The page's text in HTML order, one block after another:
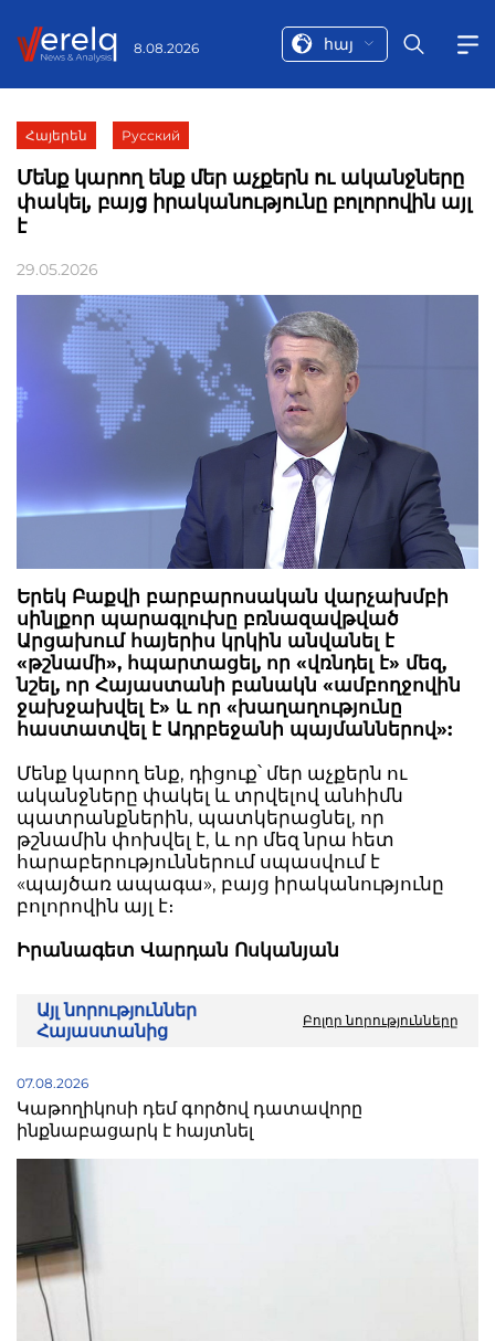
8.08.2026 հայ
Հայերեն Русский
Մենք կարող ենք մեր աչքերն ու ականջները
փակել, բայց իրականությունը բոլորովին այլ
է
29.05.2026
Երեկ Բաքվի բարբարոսական վարչախմբի
սինլքոր պարագլուխը բռնազավթված
Արցախում հայերիս կրկին անվանել է
«թշնամի», հպարտացել, որ «վռնդել է» մեզ,
նշել, որ Հայաստանի բանակն «ամբողջովին
ջախջախվել է» և որ «խաղաղությունը
հաստատվել է Ադրբեջանի պայմաններով»:
Մենք կարող ենք, դիցուք՝ մեր աչքերն ու
ականջները փակել և տրվելով անհիմն
պատրանքներին, պատկերացնել, որ
թշնամին փոխվել է, և որ մեզ նրա հետ
հարաբերություններում սպասվում է
«պայծառ ապագա», բայց իրականությունը
բոլորովին այլ է։
Իրանագետ Վարդան Ոսկանյան
Այլ նորություններ
Հայաստանից
Բոլոր նորությունները
07.08.2026
Կաթողիկոսի դեմ գործով դատավորը
ինքնաբացարկ է հայտնել